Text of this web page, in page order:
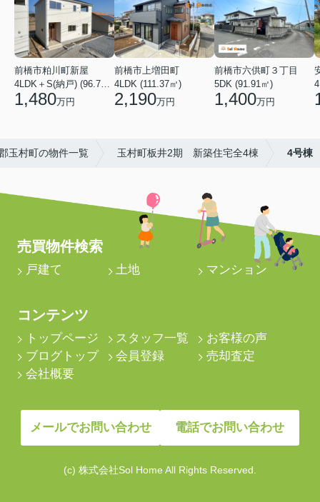
前橋市粕川町新屋
1,480万円
前橋市上増田町
4LDK (111.37㎡)
2,190万円
前橋市六供町３丁目
5DK (91.91㎡)
1,400万円
玉村町の物件一覧 玉村町板井2期 新築住宅全4棟 4号棟
売買物件検索
戸建て 土地 マンション
コンテンツ
トップページ スタッフ一覧
お客様の声
ブログトップ
会員登録
売却査定
会社概要
メールでお問い合わせ 電話でお問い合わせ
(c) 株式会社Sol Home All Rights Reserved.